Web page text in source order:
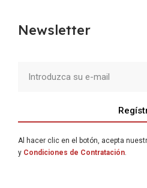
Newsletter
Al hacer clic en el botón, acepta
y Condiciones de Contratación.